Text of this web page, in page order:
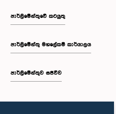
පාර්ලිමේන්තුවේ කටයුතු
පාර්ලිමේන්තු මහලේකම් කාර්යාලය
පාර්ලිමේන්තුව සජීවීව